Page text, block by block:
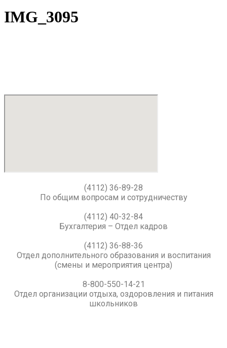
IMG_3095
(4112) 36-89-28
По общим вопросам и сотрудничеству
(4112) 40-32-84
Бухгалтерия – Отдел кадров
(4112) 36-88-36
Отдел дополнительного образования и воспитания
(смены и мероприятия центра)
8-800-550-14-21
Отдел организации отдыха, оздоровления и питания
школьников